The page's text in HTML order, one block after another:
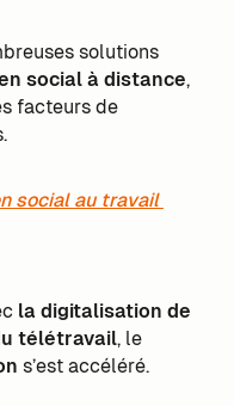
solutions
social à distance,
facteurs de
social au travail
la digitalisation de
télétravail, le
s’est accéléré.